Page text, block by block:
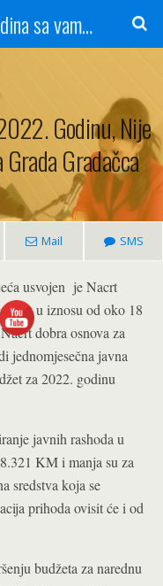
Radio Gradačac - 56 godina sa vama...
Godinu, Nije
Gradačca
Mail SMS
usvojen je Nacrt
u iznosu od oko 18
dobra osnova za
jednomjesečna javna
za 2022. godinu
javnih rashoda u
KM i manja su za
sredstva koja se
prihoda ovisit će i od
budžeta za narednu